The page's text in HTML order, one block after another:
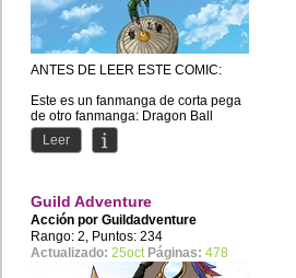
ANTES DE LEER ESTE COMIC:
Este es un fanmanga de corta pega
de otro fanmanga: Dragon Ball
Multiverse.
En el mismo se cuenta...
Leer
Guild Adventure
Acción por Guildadventure
Rango: 2, Puntos: 234
Actualizado: 25oct Páginas: 478